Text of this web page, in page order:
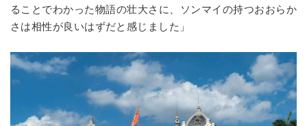
ることでわかった物語の壮大さに、ソンマイの持つおおらか
さは相性が良いはずだと感じました」